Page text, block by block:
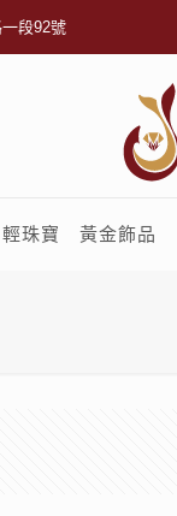
段92號
輕珠寶 黃金飾品